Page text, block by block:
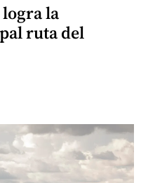
logra la
ruta del